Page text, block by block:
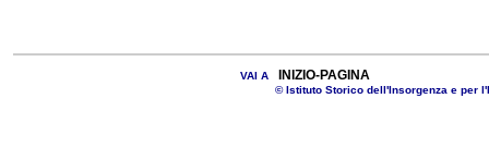
VAI A INIZIO-PAGINA
© Istituto Storico dell'Insorgenza e per